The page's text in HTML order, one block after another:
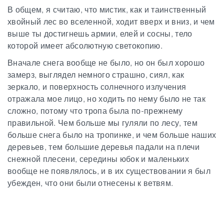
В общем, я считаю, что мистик, как и таинственный
хвойный лес во вселенной, ходит вверх и вниз, и чем
выше ты достигнешь армии, елей и сосны, тело
которой имеет абсолютную светокопию.
Вначале снега вообще не было, но он был хорошо
замерз, выглядел немного страшно, сиял, как
зеркало, и поверхность солнечного излучения
отражала мое лицо, но ходить по нему было не так
сложно, потому что тропа была по-прежнему
правильной. Чем больше мы гуляли по лесу, тем
больше снега было на тропинке, и чем больше наших
деревьев, тем большие деревья падали на плечи
снежной плесени, середины юбок и маленьких
вообще не появлялось, и в их существовании я был
убежден, что они были отнесены к ветвям.